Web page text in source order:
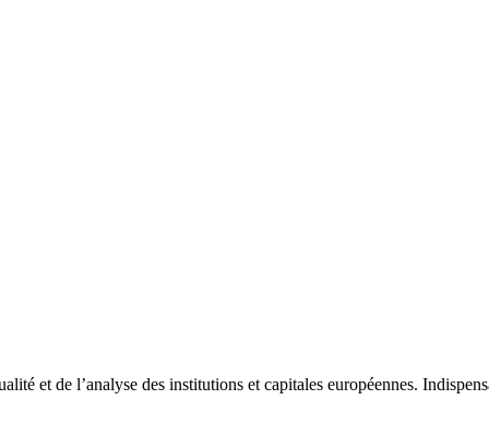
et de l’analyse des institutions et capitales européennes.